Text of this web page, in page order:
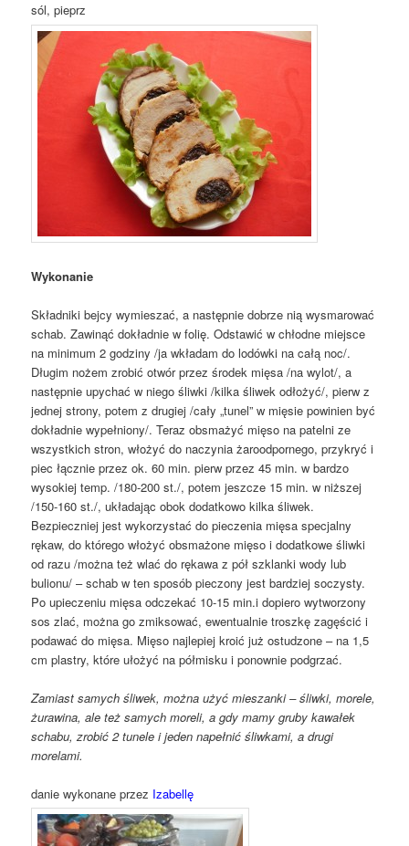
sól, pieprz
Wykonanie
Składniki bejcy wymieszać, a następnie dobrze nią wysmarować
schab. Zawinąć dokładnie w folię. Odstawić w chłodne miejsce
na minimum 2 godziny /ja wkładam do lodówki na całą noc/.
Długim nożem zrobić otwór przez środek mięsa /na wylot/, a
następnie upychać w niego śliwki /kilka śliwek odłożyć/, pierw z
jednej strony, potem z drugiej /cały „tunel” w mięsie powinien być
dokładnie wypełniony/. Teraz obsmażyć mięso na patelni ze
wszystkich stron, włożyć do naczynia żaroodpornego, przykryć i
piec łącznie przez ok. 60 min. pierw przez 45 min. w bardzo
wysokiej temp. /180-200 st./, potem jeszcze 15 min. w niższej
/150-160 st./, układając obok dodatkowo kilka śliwek.
Bezpieczniej jest wykorzystać do pieczenia mięsa specjalny
rękaw, do którego włożyć obsmażone mięso i dodatkowe śliwki
od razu /można też wlać do rękawa z pół szklanki wody lub
bulionu/ – schab w ten sposób pieczony jest bardziej soczysty.
Po upieczeniu mięsa odczekać 10-15 min.i dopiero wytworzony
sos zlać, można go zmiksować, ewentualnie troszkę zagęścić i
podawać do mięsa. Mięso najlepiej kroić już ostudzone – na 1,5
cm plastry, które ułożyć na półmisku i ponownie podgrzać.
Zamiast samych śliwek, można użyć mieszanki – śliwki, morele,
żurawina, ale też samych moreli, a gdy mamy gruby kawałek
schabu, zrobić 2 tunele i jeden napełnić śliwkami, a drugi
morelami.
danie wykonane przez Izabellę